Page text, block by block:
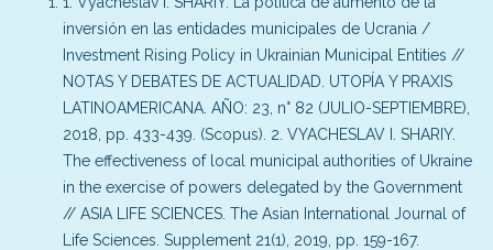
inversión en las entidades municipales de Ucrania /
Investment Rising Policy in Ukrainian Municipal Entities //
NOTAS Y DEBATES DE ACTUALIDAD. UTOPÍA Y PRAXIS
LATINOAMERICANA. AÑO: 23, n° 82 (JULIO-SEPTIEMBRE),
2018, pp. 433-439. (Scopus). 2. VYACHESLAV I. SHARIY.
The effectiveness of local municipal authorities of Ukraine
in the exercise of powers delegated by the Government
// ASIA LIFE SCIENCES. The Asian International Journal of
Life Sciences. Supplement 21(1), 2019, pp. 159-167.